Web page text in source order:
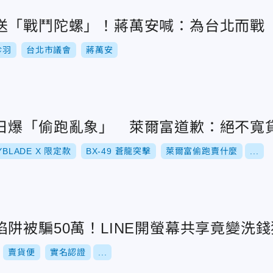
「戰鬥陀螺」！蔣萬安喊：為台北而戰
羽 台北市議會 蔣萬安
爆「偷跑亂象」 萊爾富道歉：絕不寬
X 限定款 BX-49 蒼龍突擊 萊爾富偷跑賣什麼
阱被騙50萬！LINE開螢幕共享竟變洗
賣貨便 實名認證